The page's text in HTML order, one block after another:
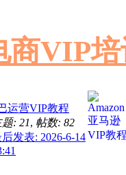
商VIP
运营VIP教程
题: 21, 帖数: 82
发表: 2026-6-14